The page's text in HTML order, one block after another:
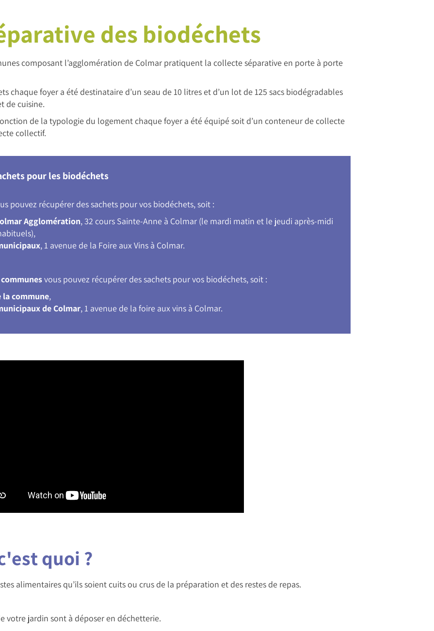
des biodéchets
composant l’agglomération de Colmar pratiquent la collecte séparative en porte à porte
chaque foyer a été destinataire d’un seau de 10 litres et d’un lot de 125 sacs biodégradables
de cuisine.
de la typologie du logement chaque foyer a été équipé soit d’un conteneur de collecte
collectif.
pour les biodéchets
pouvez récupérer des sachets pour vos biodéchets, soit :
Agglomération, 32 cours Sainte-Anne à Colmar (le mardi matin et le jeudi après-midi
, 1 avenue de la Foire aux Vins à Colmar.
vous pouvez récupérer des sachets pour vos biodéchets, soit :
la commune,
de Colmar, 1 avenue de la foire aux vins à Colmar.
quoi ?
alimentaires qu’ils soient cuits ou crus de la préparation et des restes de repas.
votre jardin sont à déposer en déchetterie.